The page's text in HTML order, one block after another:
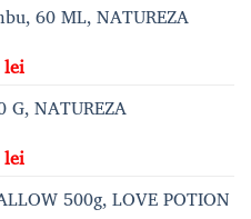
60 ML, NATUREZA
leiPrețul
este:
G, NATUREZA
leiPrețul
este:500g, LOVE POTION